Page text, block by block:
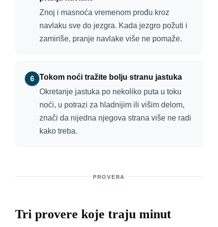
Znoj i masnoća vremenom prođu kroz
navlaku sve do jezgra. Kada jezgro požuti i
zamiriše, pranje navlake više ne pomaže.
6
Tokom noći tražite bolju stranu jastuka
Okretanje jastuka po nekoliko puta u toku
noći, u potrazi za hladnijim ili višim delom,
znači da nijedna njegova strana više ne radi
kako treba.
PROVERA
Tri provere koje traju minut